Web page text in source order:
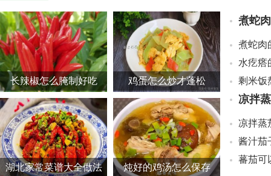
长辣椒怎么腌制好吃 鸡蛋怎么炒才蓬松
湖北家常菜谱大全做法 炖好的鸡汤怎么保存
煮蛇
煮蛇肉
水疙瘩
剩米饭
凉拌
凉拌蒸
酱汁茄
蕃茄可